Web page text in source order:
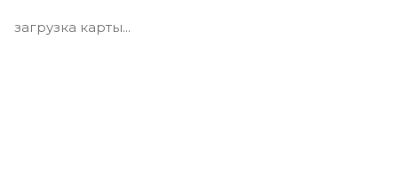
загрузка карты...